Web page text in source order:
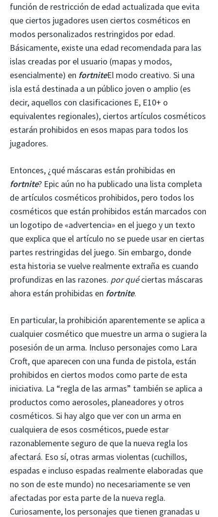
función de restricción de edad actualizada que evita
que ciertos jugadores usen ciertos cosméticos en
modos personalizados restringidos por edad.
Básicamente, existe una edad recomendada para las
islas creadas por el usuario (mapas y modos,
esencialmente) en fortniteEl modo creativo. Si una
isla está destinada a un público joven o amplio (es
decir, aquellos con clasificaciones E, E10+ o
equivalentes regionales), ciertos artículos cosméticos
estarán prohibidos en esos mapas para todos los
jugadores.
Entonces, ¿qué máscaras están prohibidas en
fortnite? Epic aún no ha publicado una lista completa
de artículos cosméticos prohibidos, pero todos los
cosméticos que están prohibidos están marcados con
un logotipo de «advertencia» en el juego y un texto
que explica que el artículo no se puede usar en ciertas
partes restringidas del juego. Sin embargo, donde
esta historia se vuelve realmente extraña es cuando
profundizas en las razones. por quéciertas máscaras
ahora están prohibidas en fortnite.
En particular, la prohibición aparentemente se aplica a
cualquier cosmético que muestre un arma o sugiera la
posesión de un arma. Incluso personajes como Lara
Croft, que aparecen con una funda de pistola, están
prohibidos en ciertos modos como parte de esta
iniciativa. La “regla de las armas” también se aplica a
productos como aerosoles, planeadores y otros
cosméticos. Si hay algo que ver con un arma en
cualquiera de esos cosméticos, puede estar
razonablemente seguro de que la nueva regla los
afectará. Eso sí, otras armas violentas (cuchillos,
espadas e incluso espadas realmente elaboradas que
no son de este mundo) no necesariamente se ven
afectadas por esta parte de la nueva regla.
Curiosamente, los personajes que tienen granadas u